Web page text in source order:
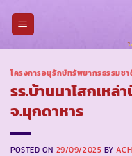
โครงการอนุรักษ์ทรัพยากรธรรมชา
รร.บ้านนาโสกเหล่
จ.มุกดาหาร
POSTED ON 29/09/2025 BY